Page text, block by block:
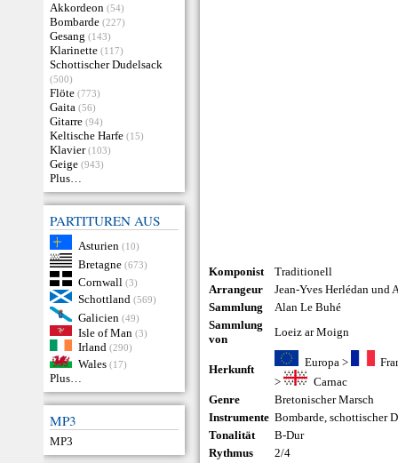
Akkordeon (54)
Bombarde (227)
Gesang (143)
Klarinette (117)
Schottischer Dudelsack
(500)
Flöte (773)
Gaita (56)
Gitarre (94)
Keltische Harfe (15)
Klavier (103)
Geige (943)
Plus…
PARTITUREN AUS
Asturien (10)
Bretagne (673)
Cornwall (3)
Schottland (569)
Galicien (49)
Isle of Man (3)
Irland (290)
Wales (17)
Plus…
MP3
MP3
Komponist
Traditionell
Arrangeur
Jean-Yves Herlédan und
Sammlung
Alan Le Buhé
Sammlung
von
Loeiz ar Moign
Herkunft
Europa>
>
Carnac
Genre
Bretonischer Marsch
Instrumente Bombarde,schottischer
Tonalität
B-Dur
Rythmus
2/4